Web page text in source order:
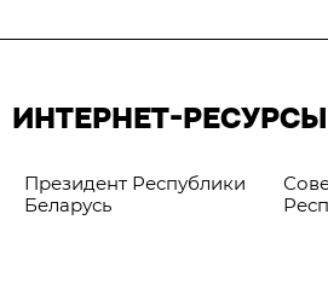
ИНТЕРНЕТ-РЕСУРСЫ
Президент Республики
Беларусь